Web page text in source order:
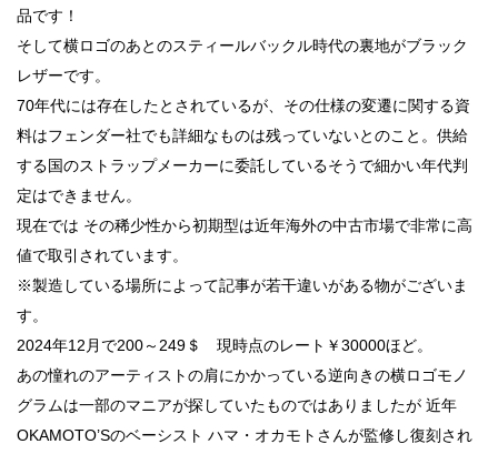
品です！
そして横ロゴのあとのスティールバックル時代の裏地がブラック
レザーです。
70年代には存在したとされているが、その仕様の変遷に関する資
料はフェンダー社でも詳細なものは残っていないとのこと。供給
する国のストラップメーカーに委託しているそうで細かい年代判
定はできません。
現在では その稀少性から初期型は近年海外の中古市場で非常に高
値で取引されています。
※製造している場所によって記事が若干違いがある物がございま
す。
2024年12月で200～249＄ 現時点のレート￥30000ほど。
あの憧れのアーティストの肩にかかっている逆向きの横ロゴモノ
グラムは一部のマニアが探していたものではありましたが 近年
OKAMOTO’Sのベーシスト ハマ・オカモトさんが監修し復刻され